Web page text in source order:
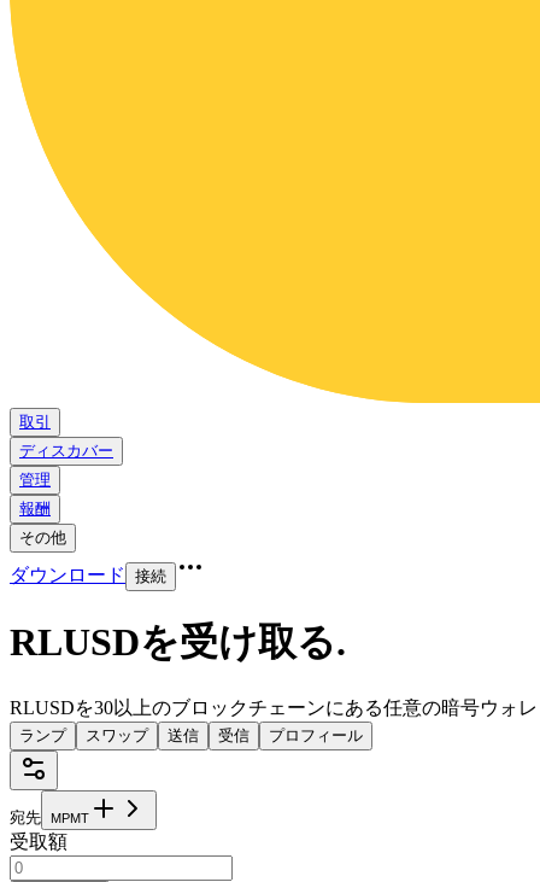
取引
ディスカバー
管理
報酬
その他
ダウンロード 接続
RLUSDを受け取る.
RLUSDを30以上のブロックチェーンにある任意の暗号ウォ
ランプ スワップ 送信 受信 プロフィール
宛先 MPMT
受取額